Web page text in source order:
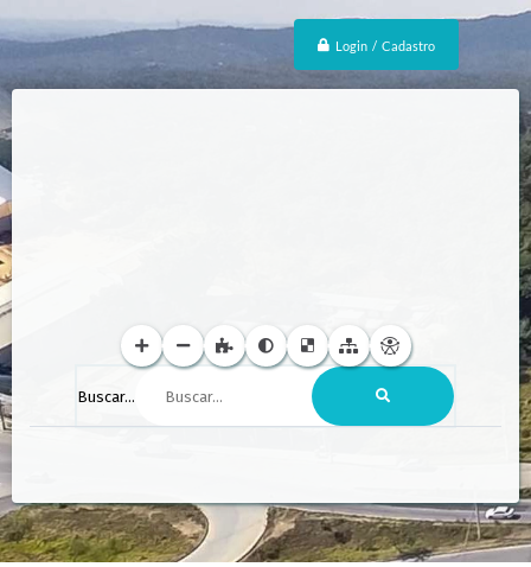
Login / Cadastro
Buscar...